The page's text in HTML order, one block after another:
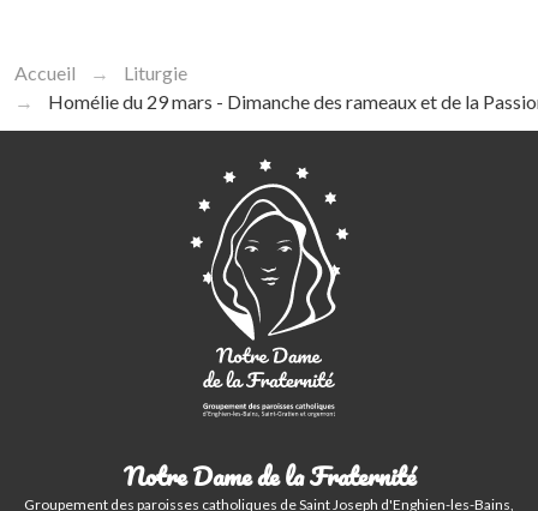
Accueil
Liturgie
Homélie du 29 mars - Dimanche des rameaux et de la
Notre Dame de la Fraternité
Groupement des paroisses catholiques de Saint Joseph d'Enghien-les-Bains,